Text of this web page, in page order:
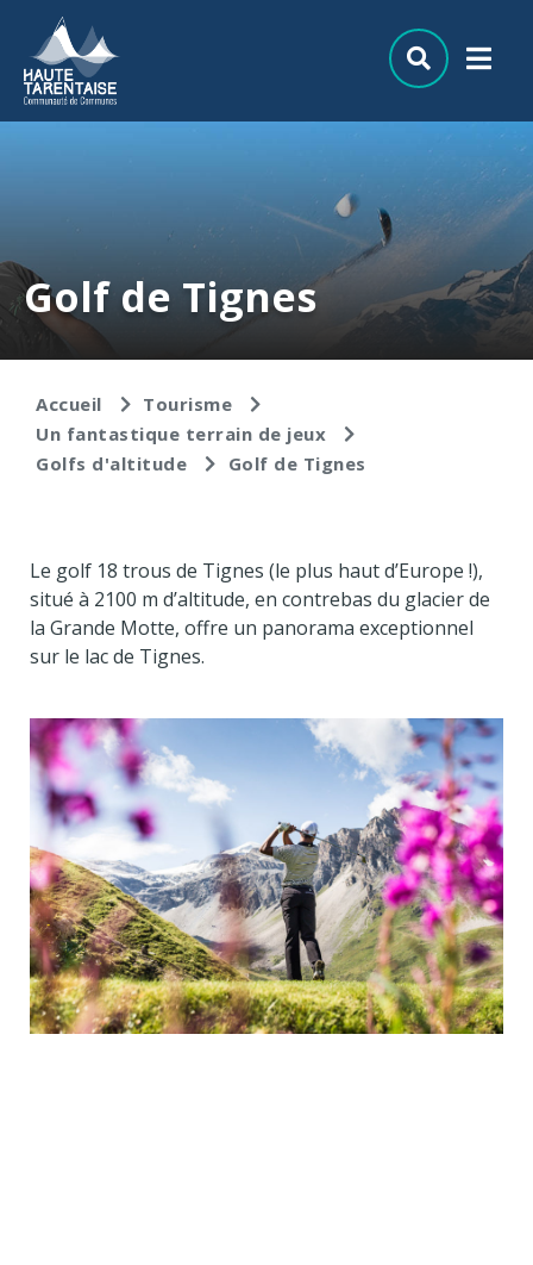
Aller à la recherche
Golf de Tignes
Accueil
Tourisme
Un fantastique terrain de jeux
Golfs d'altitude
Golf de Tignes
Le golf 18 trous de Tignes (le plus haut d’Europe !),
situé à 2100 m d’altitude, en contrebas du glacier de
la Grande Motte, offre un panorama exceptionnel
sur le lac de Tignes.